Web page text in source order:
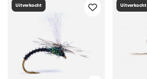
Uitverkocht Uitverkocht